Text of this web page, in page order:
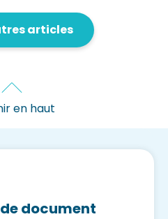
articles
en haut
document